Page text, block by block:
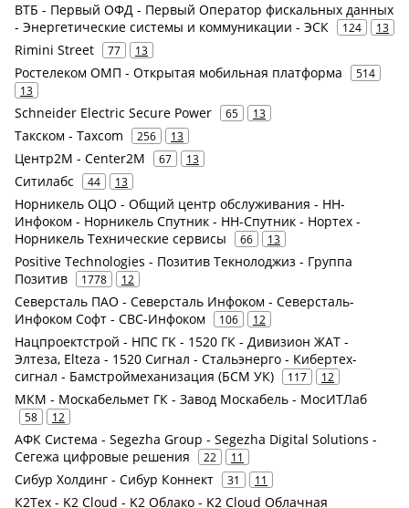
ВТБ - Первый ОФД - Первый Оператор фискальных данных
- Энергетические системы и коммуникации - ЭСК
124 13
Rimini Street 77 13
Ростелеком ОМП - Открытая мобильная платформа
514
13
Schneider Electric Secure Power 65 13
Такском - Taxcom 256 13
Центр2М - Center2М 67 13
Ситилабс 44 13
Норникель ОЦО - Общий центр обслуживания - НН-
Инфоком - Норникель Спутник - НН-Спутник - Нортех -
Норникель Технические сервисы
66 13
Positive Technologies - Позитив Текнолоджиз - Группа
Позитив
1778 12
Северсталь ПАО - Северсталь Инфоком - Северсталь-
Инфоком Софт - СВС-Инфоком
106 12
Нацпроектстрой - НПС ГК - 1520 ГК - Дивизион ЖАТ -
Элтеза, Elteza - 1520 Сигнал - Стальэнерго - Кибертех-
сигнал - Бамстроймеханизация (БСМ УК)
117 12
МКМ - Москабельмет ГК - Завод Москабель - МосИТЛаб
58 12
АФК Система - Segezha Group - Segezha Digital Solutions -
Сегежа цифровые решения
22 11
Сибур Холдинг - Сибур Коннект 31 11
К2Тех - K2 Cloud - K2 Облако - K2 Cloud Облачная